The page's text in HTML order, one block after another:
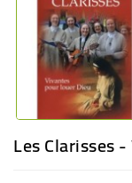
Les Clarisses